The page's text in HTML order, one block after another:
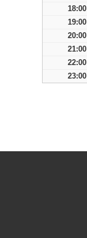
18:00
19:00
20:00
21:00
22:00
23:00